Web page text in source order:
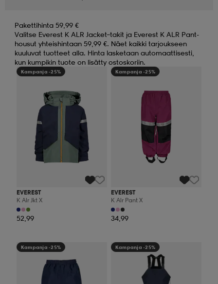
Pakettihinta 59,99 €
Valitse Everest K ALR Jacket–takit ja Everest K ALR Pant-
housut yhteishintaan 59,99 €. Näet kaikki tarjoukseen
kuuluvat tuotteet alla. Hinta lasketaan automaattisesti,
kun kumpikin tuote on lisätty ostoskoriin.
Kampanja -25%
EVEREST
K Alr Jkt X
52,99
Kampanja -25%
EVEREST
K Alr Pant X
34,99
Kampanja -25% Kampanja -25%